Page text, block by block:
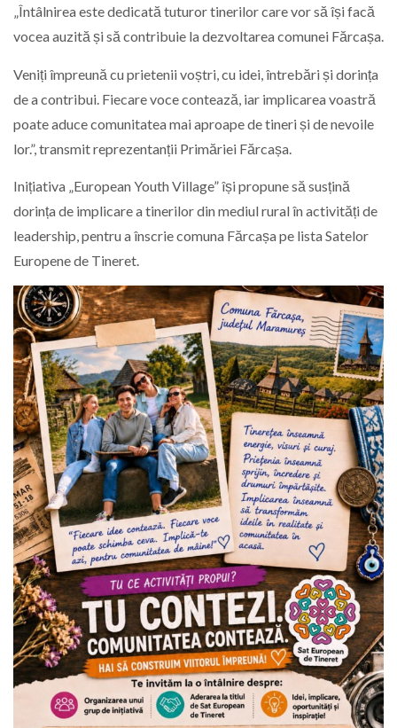
„Întâlnirea este dedicată tuturor tinerilor care vor să își facă
vocea auzită și să contribuie la dezvoltarea comunei Fărcașa.
Veniți împreună cu prietenii voștri, cu idei, întrebări și dorința
de a contribui. Fiecare voce contează, iar implicarea voastră
poate aduce comunitatea mai aproape de tineri și de nevoile
lor.”, transmit reprezentanții Primăriei Fărcașa.
Inițiativa „European Youth Village” își propune să susțină
dorința de implicare a tinerilor din mediul rural în activități de
leadership, pentru a înscrie comuna Fărcașa pe lista Satelor
Europene de Tineret.